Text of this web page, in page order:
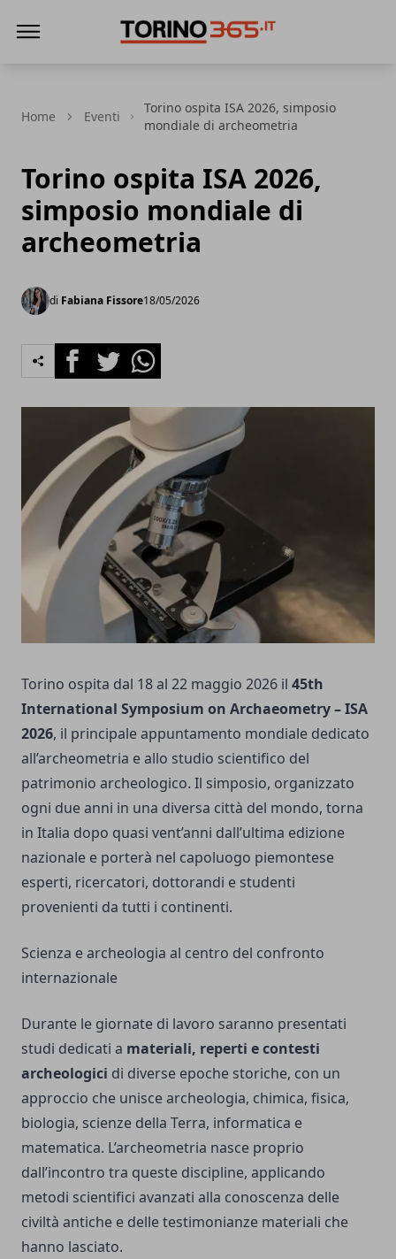
Home Eventi
Torino ospita ISA 2026, simposio
mondiale di archeometria
Torino ospita ISA 2026,
simposio mondiale di
archeometria
di Fabiana Fissore18/05/2026
FacebookTwitterWhatsapp
Torino ospita dal 18 al 22 maggio 2026 il 45th
International Symposium on Archaeometry – ISA
2026, il principale appuntamento mondiale dedicato
all’archeometria e allo studio scientifico del
patrimonio archeologico. Il simposio, organizzato
ogni due anni in una diversa città del mondo, torna
in Italia dopo quasi vent’anni dall’ultima edizione
nazionale e porterà nel capoluogo piemontese
esperti, ricercatori, dottorandi e studenti
provenienti da tutti i continenti.
Scienza e archeologia al centro del confronto
internazionale
Durante le giornate di lavoro saranno presentati
studi dedicati a materiali, reperti e contesti
archeologici di diverse epoche storiche, con un
approccio che unisce archeologia, chimica, fisica,
biologia, scienze della Terra, informatica e
matematica. L’archeometria nasce proprio
dall’incontro tra queste discipline, applicando
metodi scientifici avanzati alla conoscenza delle
civiltà antiche e delle testimonianze materiali che
hanno lasciato.